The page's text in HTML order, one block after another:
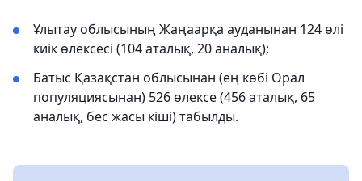
Ұлытау облысының Жаңаарқа ауданынан 124 өлі
киік өлексесі (104 аталық, 20 аналық);
Батыс Қазақстан облысынан (ең көбі Орал
популяциясынан) 526 өлексе (456 аталық, 65
аналық, бес жасы кіші) табылды.